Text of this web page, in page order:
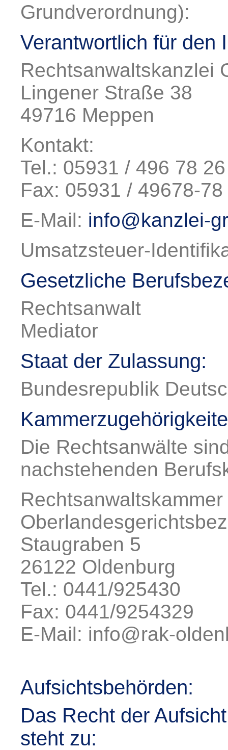
Grundverordnung):
Verantwortlich für den
Rechtsanwaltskanzlei
Lingener Straße 38
49716 Meppen
Kontakt:
Tel.: 05931 / 496 78 26
Fax: 05931 / 49678-78
E-Mail: info@kanzlei-
Umsatzsteuer-
Gesetzliche
Rechtsanwalt
Mediator
Staat der Zulassung:
Bundesrepublik
Die Rechtsanwälte
nachstehenden
Staugraben 5
26122 Oldenburg
Tel.: 0441/925430
Fax: 0441/9254329
E-Mail: info@rak-
Aufsichtsbehörden:
Das Recht der
steht zu: